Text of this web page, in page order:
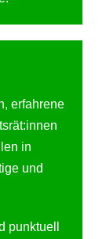
erfahrene
in
und
punktuell